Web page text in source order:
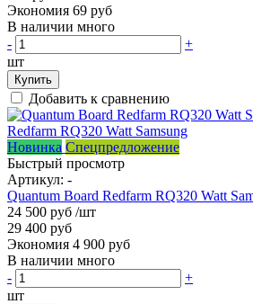
Экономия 69 руб
В наличии много
-
+
шт
Купить
Добавить к сравнению
Новинка Спецпредложение
Быстрый просмотр
Артикул: -
Quantum Board Redfarm RQ320 Watt
24 500 руб /шт
29 400 руб
Экономия 4 900 руб
В наличии много
-
+
шт